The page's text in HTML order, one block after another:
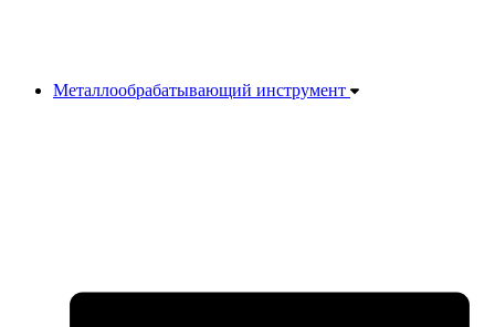
Металлообрабатывающий инструмент